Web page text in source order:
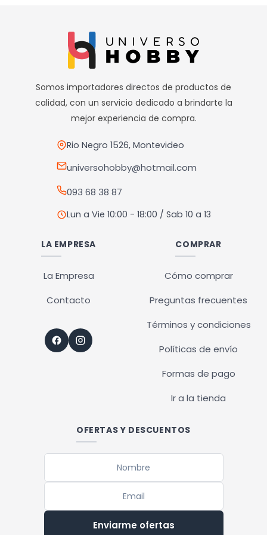
múltiples
variantes.
Las
opciones
se
pueden
en
la
de
producto
Somos importadores directos de productos de
calidad, con un servicio dedicado a brindarte la
mejor experiencia de compra.
Rio Negro 1526, Montevideo
universohobby@hotmail.com
093 68 38 87
Lun a Vie 10:00 - 18:00 / Sab 10 a 13
LA EMPRESA
La Empresa
Contacto
COMPRAR
Cómo comprar
Preguntas frecuentes
Términos y condiciones
Políticas de envío
Formas de pago
Ir a la tienda
OFERTAS Y DESCUENTOS
Enviarme ofertas